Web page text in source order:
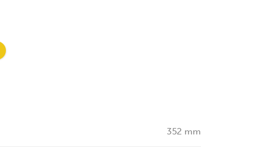
352 mm